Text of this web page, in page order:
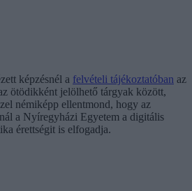
képzésnél a felvételi tájékoztatóban az
ötödikként jelölhető tárgyak között,
némiképp ellentmond, hogy az
a Nyíregyházi Egyetem a digitális
érettségit is elfogadja.